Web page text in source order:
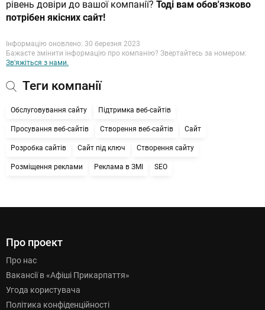
рівень довіри до вашої компанії? Тоді вам обов'язково
потрібен якісних сайт!
Інформацію оновлено: 30 березня 2023
Бажаєте змінити інформацію про компанію? Звертайтесь за номером:
Зв'яжіться з нами.
Теги компанії
Обслуговування сайту Підтримка веб-сайтів
Просування веб-сайтів Створення веб-сайтів Сайт
Розробка сайтів Сайт під ключ Створення сайту
Розміщення реклами Реклама в ЗМІ SEO
Про проект
Про нас
Вакансії в «Афіші Прикарпаття»
Угода користувача
Політика конфіденційності